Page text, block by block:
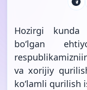
Hozirgi
bo‘lgan
va xorijiy
ko‘lamli qurilish